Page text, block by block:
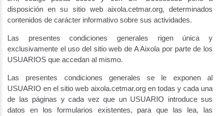
disposición en su sitio web aixola.cetmar.org, determinados
contenidos de carácter informativo sobre sus actividades.
Las presentes condiciones generales rigen única y
exclusivamente el uso del sitio web de A Aixola por parte de los
USUARIOS que accedan al mismo.
Las presentes condiciones generales se le exponen al
USUARIO en el sitio web aixola.cetmar.org en todas y cada una
de las páginas y cada vez que un USUARIO introduce sus
datos en los formularios existentes, para que las lea, las